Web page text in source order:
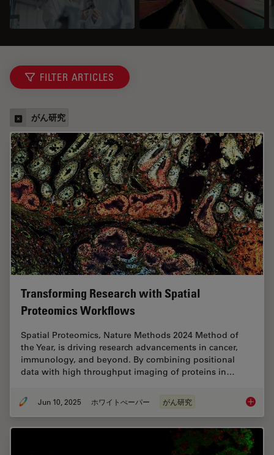
FILTER ARTICLES
がん研究
Transforming Research with Spatial
Proteomics Workflows
Spatial Proteomics, Nature Methods 2024 Method of
the Year, is driving research advancements in cancer,
immunology, and beyond. By combining positional
data with high throughput imaging of proteins in…
Jun 10, 2025 ホワイトぺーパー がん研究